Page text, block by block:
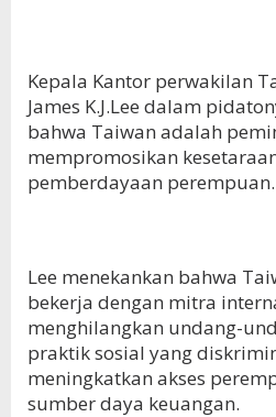
Kepala Kantor perwakilan
James K.J.Lee dalam
bahwa Taiwan adalah
mempromosikan
pemberdayaan perempuan.
Lee menekankan bahwa
bekerja dengan mitra
menghilangkan undang-
praktik sosial yang
meningkatkan akses
sumber daya keuangan.